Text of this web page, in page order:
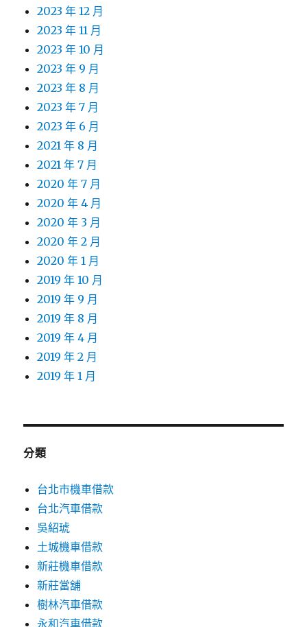
2023 年 12 月
2023 年 11 月
2023 年 10 月
2023 年 9 月
2023 年 8 月
2023 年 7 月
2023 年 6 月
2021 年 8 月
2021 年 7 月
2020 年 7 月
2020 年 4 月
2020 年 3 月
2020 年 2 月
2020 年 1 月
2019 年 10 月
2019 年 9 月
2019 年 8 月
2019 年 4 月
2019 年 2 月
2019 年 1 月
分類
台北市機車借款
台北汽車借款
吳紹琥
土城機車借款
新莊機車借款
新莊當舖
樹林汽車借款
永和汽車借款